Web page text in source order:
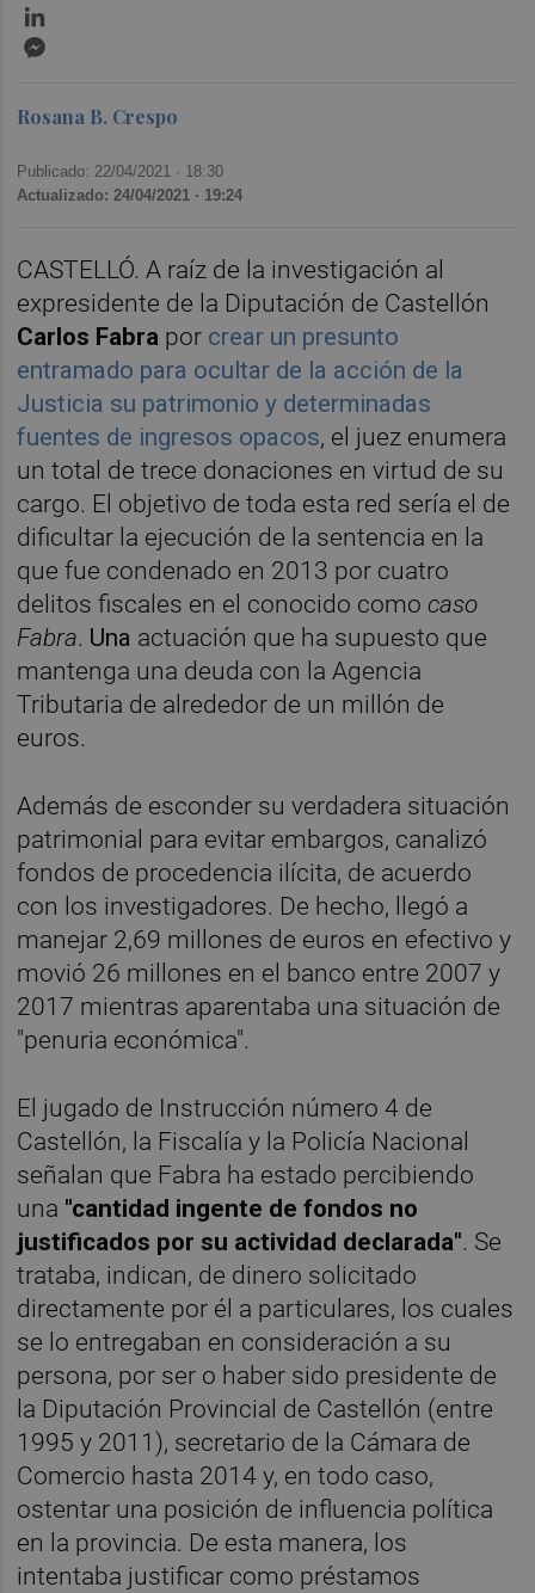
Rosana B. Crespo
Publicado: 22/04/2021 · 18:30
Actualizado: 24/04/2021 · 19:24
CASTELLÓ. A raíz de la investigación al
expresidente de la Diputación de Castellón
Carlos Fabra por crear un presunto
entramado para ocultar de la acción de la
Justicia su patrimonio y determinadas
fuentes de ingresos opacos, el juez enumera
un total de trece donaciones en virtud de su
cargo. El objetivo de toda esta red sería el de
dificultar la ejecución de la sentencia en la
que fue condenado en 2013 por cuatro
delitos fiscales en el conocido como caso
Fabra. Una actuación que ha supuesto que
mantenga una deuda con la Agencia
Tributaria de alrededor de un millón de
euros.
Además de esconder su verdadera situación
patrimonial para evitar embargos, canalizó
fondos de procedencia ilícita, de acuerdo
con los investigadores. De hecho, llegó a
manejar 2,69 millones de euros en efectivo y
movió 26 millones en el banco entre 2007 y
2017 mientras aparentaba una situación de
"penuria económica".
El jugado de Instrucción número 4 de
Castellón, la Fiscalía y la Policía Nacional
señalan que Fabra ha estado percibiendo
una "cantidad ingente de fondos no
justificados por su actividad declarada". Se
trataba, indican, de dinero solicitado
directamente por él a particulares, los cuales
se lo entregaban en consideración a su
persona, por ser o haber sido presidente de
la Diputación Provincial de Castellón (entre
1995 y 2011), secretario de la Cámara de
Comercio hasta 2014 y, en todo caso,
ostentar una posición de influencia política
en la provincia. De esta manera, los
intentaba justificar como préstamos